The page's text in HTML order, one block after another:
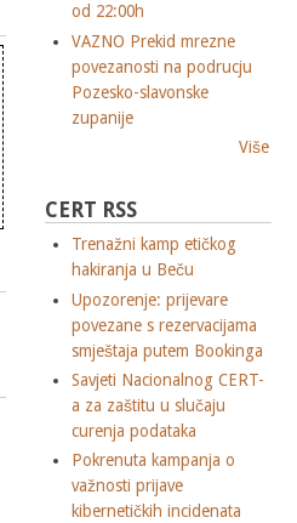
od 22:00h
VAZNO Prekid mrezne
povezanosti na podrucju
Pozesko-slavonske
zupanije
Više
CERT RSS
Trenažni kamp etičkog
hakiranja u Beču
Upozorenje: prijevare
povezane s rezervacijama
smještaja putem Bookinga
Savjeti Nacionalnog CERT-
a za zaštitu u slučaju
curenja podataka
Pokrenuta kampanja o
važnosti prijave
kibernetičkih incidenata